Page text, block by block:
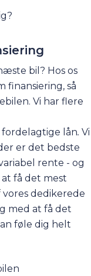
bil? Hos os
finansiering, så
Vi har flere
lån. Vi
er det bedste
rente - og
få det mest
vores dedikerede
med at få det
føle dig helt
med at tage et
du læse alt om,